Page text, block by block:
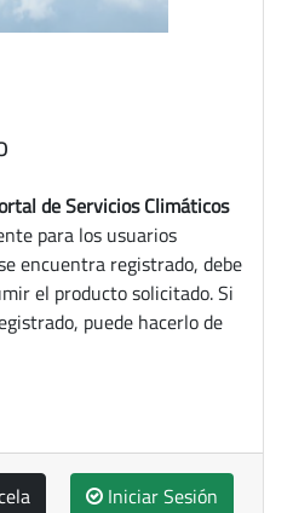
de Servicios Climáticos
para los usuarios
encuentra registrado, debe
el producto solicitado. Si
puede hacerlo de
Iniciar Sesión